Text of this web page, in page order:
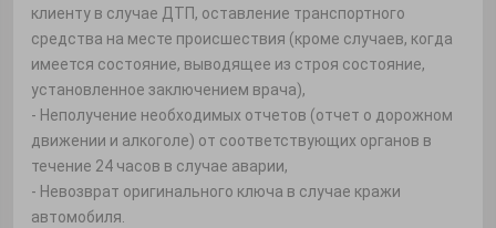
клиенту в случае ДТП, оставление транспортного
средства на месте происшествия (кроме случаев, когда
имеется состояние, выводящее из строя состояние,
установленное заключением врача),
- Неполучение необходимых отчетов (отчет о дорожном
движении и алкоголе) от соответствующих органов в
течение 24 часов в случае аварии,
- Невозврат оригинального ключа в случае кражи
автомобиля.